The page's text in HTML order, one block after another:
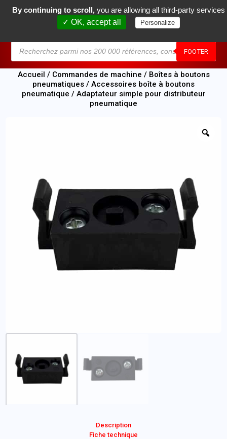
FOOTER
0
Accueil / Commandes de machine / Boîtes à boutons
pneumatiques / Accessoires boîte à boutons
pneumatique / Adaptateur simple pour distributeur
pneumatique
Description
Fiche technique
By continuing to scroll, you are allowing all third-party services
✓ OK, accept all
Personalize